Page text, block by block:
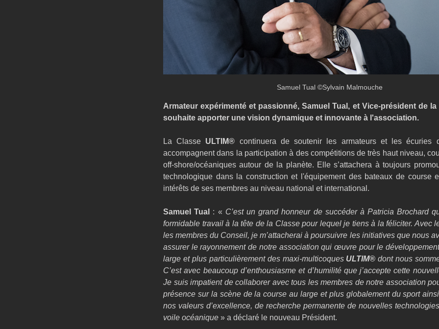
Samuel Tual ©Sylvain Malmouche
Armateur expérimenté et passionné, Samuel Tual, et Vice-président de la
souhaite apporter une vision dynamique et innovante à l'association.
La Classe ULTIM® continuera de soutenir les armateurs et les écuries
accompagnent dans la participation à des compétitions de très haut niveau,
off-shore/océaniques autour de la planète. Elle s’attachera à toujours
technologique dans la construction et l'équipement des bateaux de course
intérêts de ses membres au niveau national et international.
Samuel Tual : « C’est un grand honneur de succéder à Patricia Brochard
formidable travail à la tête de la Classe pour lequel je tiens à la féliciter. Avec
les membres du Conseil, je m’attacherai à poursuivre les initiatives que nous
assurer le rayonnement de notre association qui œuvre pour le
large et plus particulièrement des maxi-multicoques ULTIM® dont nous
C’est avec beaucoup d’enthousiasme et d’humilité que j’accepte cette
Je suis impatient de collaborer avec tous les membres de notre association
présence sur la scène de la course au large et plus globalement du sport
nos valeurs d’excellence, de recherche permanente de nouvelles
voile océanique » a déclaré le nouveau Président.